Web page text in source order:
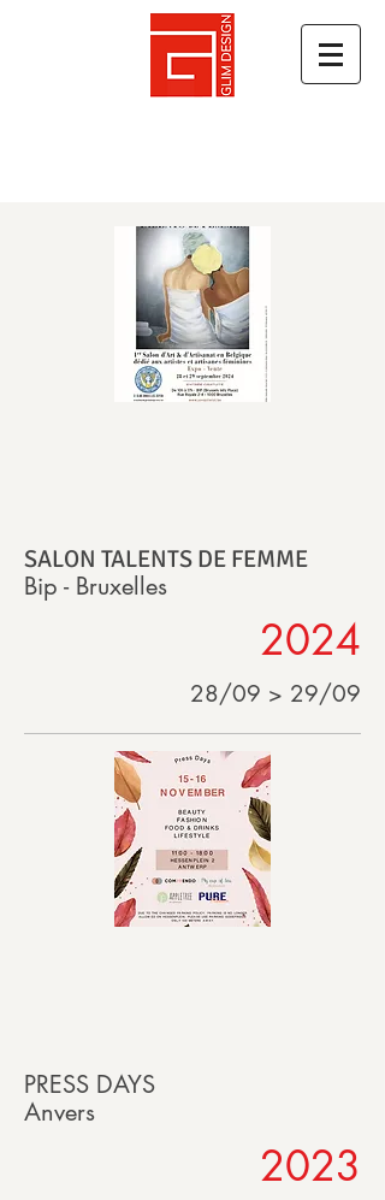
SALON TALENTS DE FEMME
Bip - Bruxelles
2024
28/09 > 29/09
PRESS DAYS
Anvers
2023